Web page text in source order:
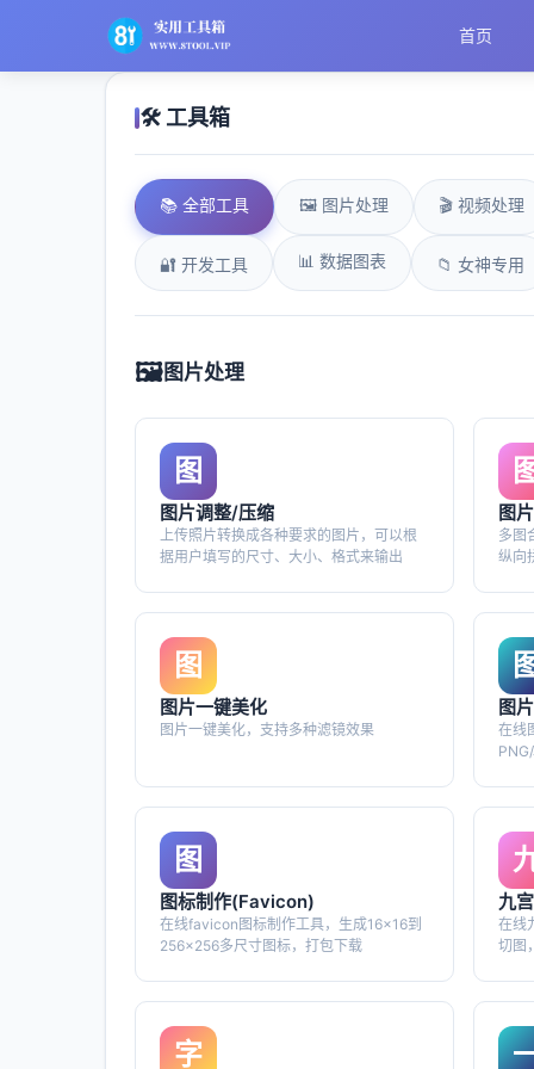
首页
🛠️ 工具箱
📚 全部工具 🖼️ 图片处理 🎬 视频处理
🔐 开发工具 📊 数据图表 📁 女神专用
🖼️图片处理
图
图片调整/压缩
上传照片转换成各种要求的图片，可以根
据用户填写的尺寸、大小、格式来输出
图
多图
纵向
图
图片一键美化
图片一键美化，支持多种滤镜效果
图
在线
图
图标制作(Favicon)
在线favicon图标制作工具，生成16x16到
256x256多尺寸图标，打包下载
九
在线
切图
字